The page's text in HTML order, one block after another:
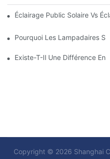
Éclairage Public Solaire Vs
Pourquoi Les Lampadaires
Existe-T-Il Une Différence
Copyright © 2026 Shanghai